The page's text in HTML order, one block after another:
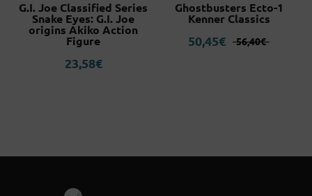
G.I. Joe Classified Series
Snake Eyes: G.I. Joe
origins Akiko Action
Figure
23,58€
Ghostbusters Ecto-1
Kenner Classics
56,40€
El
50,45€ El